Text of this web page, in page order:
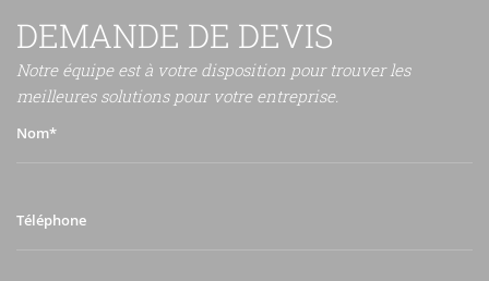
DEMANDE DE DEVIS
Notre équipe est à votre disposition pour trouver les
meilleures solutions pour votre entreprise.
Nom*
Téléphone